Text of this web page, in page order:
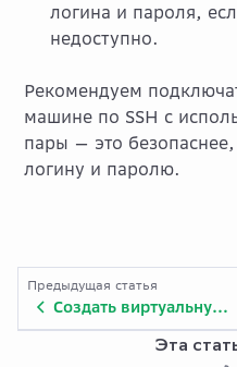
логина и пароля,
недоступно.
Рекомендуем
машине по SSH с
пары — это
логину и паролю.
Предыдущая статья
Создать виртуальную машину с графическими процессорами (GPU)
Эта